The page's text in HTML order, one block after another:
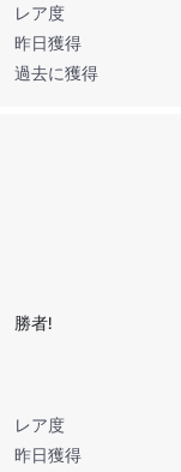
レア度
昨日獲得
過去に獲得
勝者!
レア度
昨日獲得